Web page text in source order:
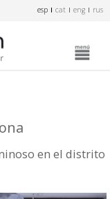
esp cat eng rus
en el distrito